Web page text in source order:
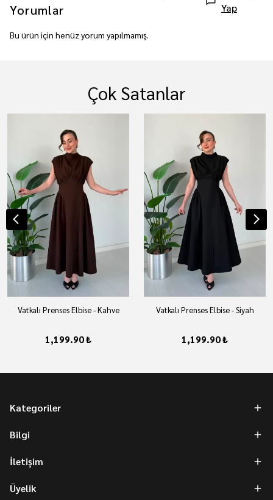
Yorumlar
Yap
Bu ürün için henüz yorum yapılmamış.
Çok Satanlar
Vatkalı Prenses Elbise - Kahve
1,199.90 ₺
Vatkalı Prenses Elbise - Siyah
1,199.90 ₺
Kategoriler
Bilgi
İletişim
Üyelik